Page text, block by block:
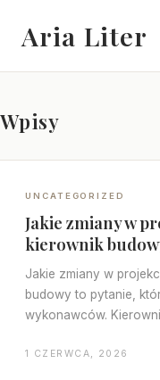
Aria Liter
Wpisy
UNCATEGORIZED
Jakie zmiany w
kierownik
Jakie zmiany w
budowy to pytanie,
wykonawców.
1 CZERWCA, 2026